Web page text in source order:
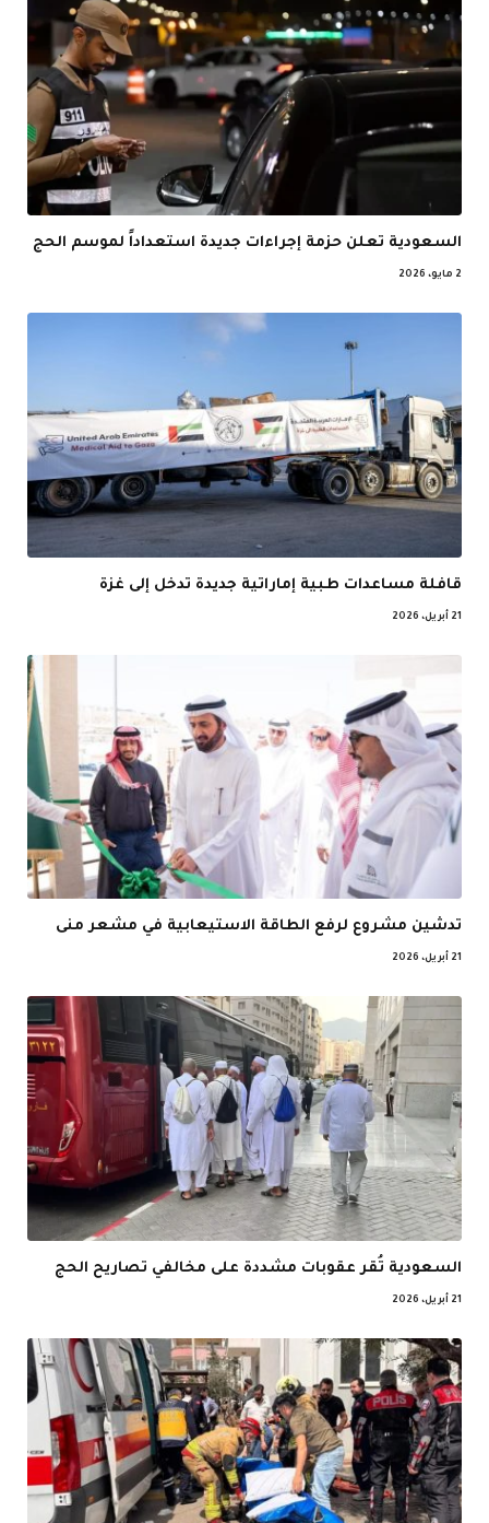
السعودية تعلن حزمة إجراءات جديدة استعداداً لموسم الحج
2 مايو، 2026
قافلة مساعدات طبية إماراتية جديدة تدخل إلى غزة
21 أبريل، 2026
تدشين مشروع لرفع الطاقة الاستيعابية في مشعر منى
21 أبريل، 2026
السعودية تُقر عقوبات مشددة على مخالفي تصاريح الحج
21 أبريل، 2026